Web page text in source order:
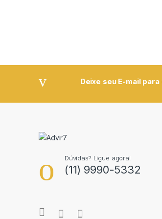
Deixe seu E-mail
Dúvidas? Ligue agora!
(11) 9990-5332